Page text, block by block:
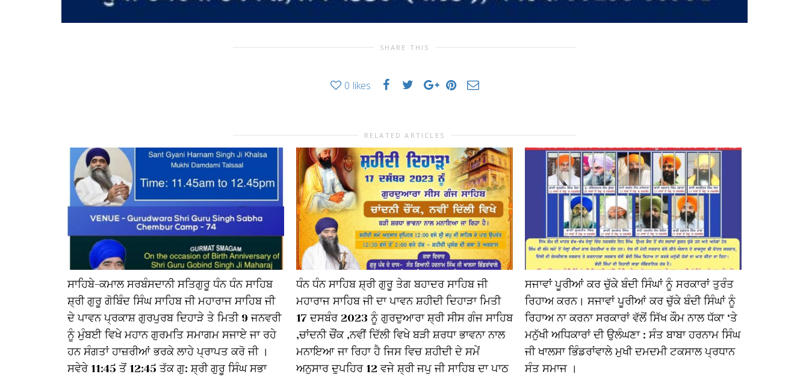
SHARE THIS
0 likes
RELATED ARTICLES
ਸਾਹਿਬੇ-ਕਮਾਲ ਸਰਬੰਸਦਾਨੀ ਸਤਿਗੁਰੂ ਧੰਨ ਧੰਨ ਸਾਹਿਬ
ਸ਼੍ਰੀ ਗੁਰੂ ਗੋਬਿੰਦ ਸਿੰਘ ਸਾਹਿਬ ਜੀ ਮਹਾਰਾਜ ਸਾਹਿਬ ਜੀ
ਦੇ ਪਾਵਨ ਪ੍ਰਕਾਸ਼ ਗੁਰਪੁਰਬ ਦਿਹਾੜੇ ਤੇ ਮਿਤੀ 9 ਜਨਵਰੀ
ਨੂੰ ਮੁੰਬਈ ਵਿਖੇ ਮਹਾਨ ਗੁਰਮਤਿ ਸਮਾਗਮ ਸਜਾਏ ਜਾ ਰਹੇ
ਹਨ ਸੰਗਤਾਂ ਹਾਜ਼ਰੀਆਂ ਭਰਕੇ ਲਾਹੇ ਪ੍ਰਾਪਤ ਕਰੋ ਜੀ ।
ਸਵੇਰੇ 11:45 ਤੋਂ 12:45 ਤੱਕ ਗੁ: ਸ਼੍ਰੀ ਗੁਰੂ ਸਿੰਘ ਸਭਾ
ਧੰਨ ਧੰਨ ਸਾਹਿਬ ਸ਼੍ਰੀ ਗੁਰੂ ਤੇਗ ਬਹਾਦਰ ਸਾਹਿਬ ਜੀ
ਮਹਾਰਾਜ ਸਾਹਿਬ ਜੀ ਦਾ ਪਾਵਨ ਸ਼ਹੀਦੀ ਦਿਹਾੜਾ ਮਿਤੀ
17 ਦਸਬੰਰ 2023 ਨੂੰ ਗੁਰਦੁਆਰਾ ਸ਼੍ਰੀ ਸੀਸ ਗੰਜ ਸਾਹਿਬ
,ਚਾਂਦਨੀ ਚੌਂਕ ,ਨਵੀਂ ਦਿੱਲੀ ਵਿਖੇ ਬੜੀ ਸ਼ਰਧਾ ਭਾਵਨਾ ਨਾਲ
ਮਨਾਇਆ ਜਾ ਰਿਹਾ ਹੈ ਜਿਸ ਵਿਚ ਸ਼ਹੀਦੀ ਦੇ ਸਮੇਂ
ਅਨੁਸਾਰ ਦੁਪਹਿਰ 12 ਵਜੇ ਸ਼੍ਰੀ ਜਪੁ ਜੀ ਸਾਹਿਬ ਦਾ ਪਾਠ
ਸਜਾਵਾਂ ਪੂਰੀਆਂ ਕਰ ਚੁੱਕੇ ਬੰਦੀ ਸਿੰਘਾਂ ਨੂੰ ਸਰਕਾਰਾਂ ਤੁਰੰਤ
ਰਿਹਾਅ ਕਰਨ। ਸਜਾਵਾਂ ਪੂਰੀਆਂ ਕਰ ਚੁੱਕੇ ਬੰਦੀ ਸਿੰਘਾਂ ਨੂੰ
ਰਿਹਾਅ ਨਾ ਕਰਨਾ ਸਰਕਾਰਾਂ ਵੱਲੋਂ ਸਿੱਖ ਕੌਮ ਨਾਲ ਧੱਕਾ ‘ਤੇ
ਮਨੁੱਖੀ ਅਧਿਕਾਰਾਂ ਦੀ ਉਲੰਘਣਾ : ਸੰਤ ਬਾਬਾ ਹਰਨਾਮ ਸਿੰਘ
ਜੀ ਖਾਲਸਾ ਭਿੰਡਰਾਂਵਾਲੇ ਮੁਖੀ ਦਮਦਮੀ ਟਕਸਾਲ ਪ੍ਰਧਾਨ
ਸੰਤ ਸਮਾਜ ।